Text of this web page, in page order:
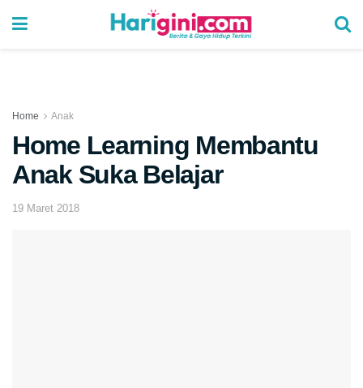
Home Anak
Home Learning Membantu
Anak Suka Belajar
19 Maret 2018